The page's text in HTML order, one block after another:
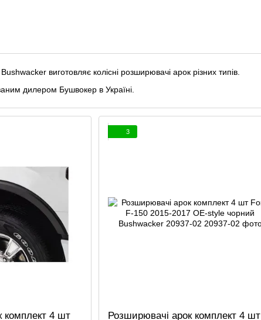
виготовляє колісні розширювачі арок різних типів.
дилером Бушвокер в Україні.
комплект 4 шт
3
Розширювачі арок комплект 4 шт